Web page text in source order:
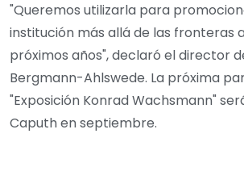
"Queremos utilizarla para
institución más allá de las fronteras
próximos años", declaró el director
Bergmann-Ahlswede. La próxima
"Exposición Konrad Wachsmann"
Caputh en septiembre.